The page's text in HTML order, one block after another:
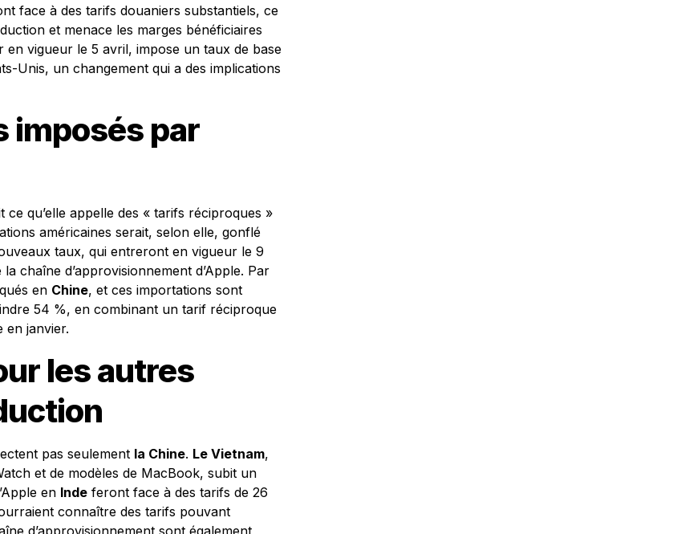
face à des tarifs douaniers substantiels, ce
et menace les marges bénéficiaires
en vigueur le 5 avril, impose un taux de base
Unis, un changement qui a des implications
imposés par
qu’elle appelle des « tarifs réciproques »
américaines serait, selon elle, gonflé
taux, qui entreront en vigueur le 9
chaîne d’approvisionnement d’Apple. Par
en Chine, et ces importations sont
54 %, en combinant un tarif réciproque
en janvier.
les autres
pas seulement la Chine. Le Vietnam,
et de modèles de MacBook, subit un
en Inde feront face à des tarifs de 26
connaître des tarifs pouvant
d’approvisionnement sont également